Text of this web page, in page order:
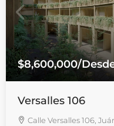
$8,600,000/
Versalles 106
Calle Versalles 106,